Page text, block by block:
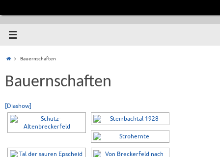
Bauernschaften
Bauernschaften
[Diashow]